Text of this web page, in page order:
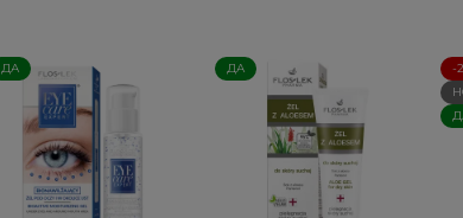
ДА ДА
-